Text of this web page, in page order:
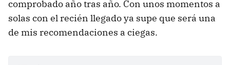
comprobado año tras año. Con unos momentos a
solas con el recién llegado ya supe que será una
de mis recomendaciones a ciegas.